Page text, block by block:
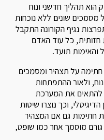
הוא תהליך חדשני ונוח
שונים ללא נוכחות
נגיף הקורונה התקבל
חזותית, כל עוד האדם
תועד.
חתימה על תצהיר ומסמכים
ולאור ההתפתחות
להתאים את המערכת
וכך נוצרו שיטות
חתימות גם אם המצהיר
גורם מוסמך אחר כמו שופט,